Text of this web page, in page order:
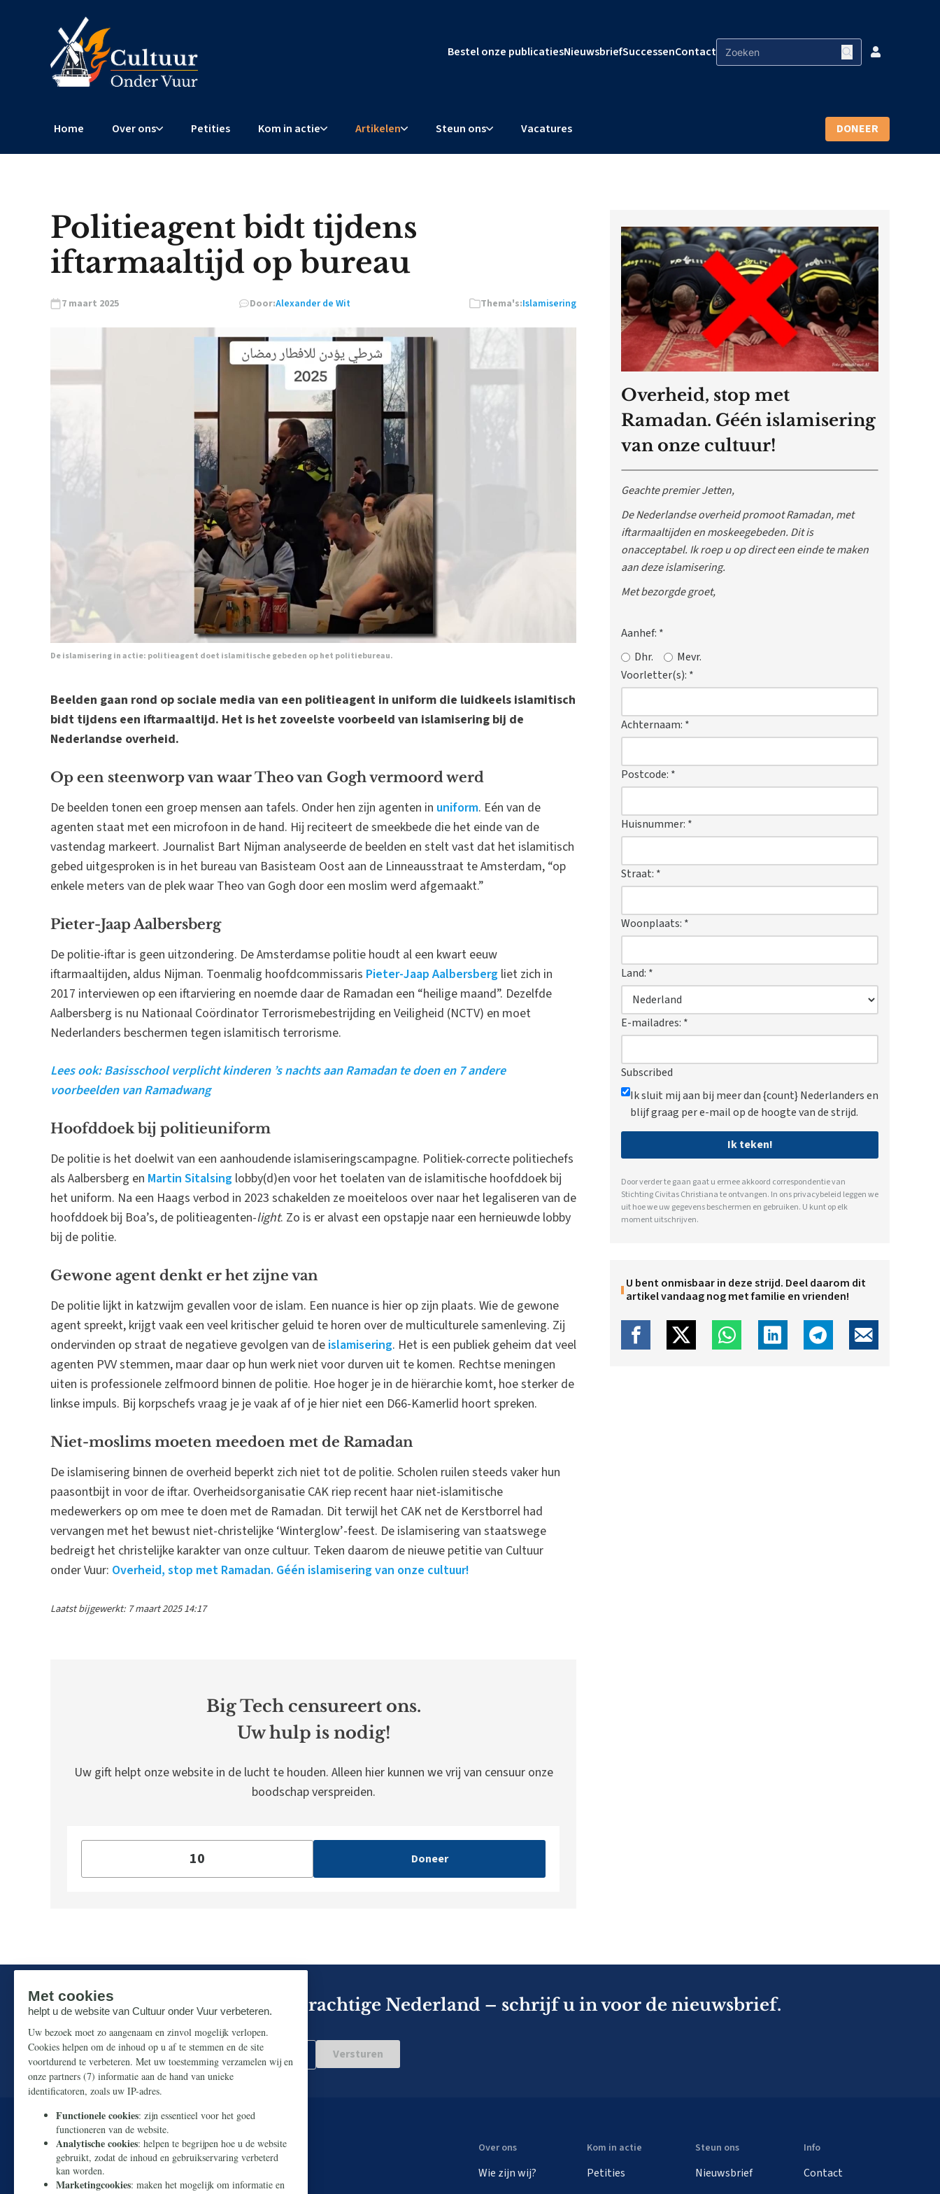
Bestel onze publicatiesNieuwsbriefSuccessenContact
Home Over ons Petities Kom in actie Artikelen Steun ons Vacatures DONEER
Politieagent bidt tijdens
iftarmaaltijd op bureau
7 maart 2025 Door:Alexander de Wit Thema's:Islamisering
De islamisering in actie: politieagent doet islamitische gebeden op het politiebureau.
Beelden gaan rond op sociale media van een politieagent in uniform die luidkeels islamitisch
bidt tijdens een iftarmaaltijd. Het is het zoveelste voorbeeld van islamisering bij de
Nederlandse overheid.
Op een steenworp van waar Theo van Gogh vermoord werd
De beelden tonen een groep mensen aan tafels. Onder hen zijn agenten in uniform. Eén van de
agenten staat met een microfoon in de hand. Hij reciteert de smeekbede die het einde van de
vastendag markeert. Journalist Bart Nijman analyseerde de beelden en stelt vast dat het islamitisch
gebed uitgesproken is in het bureau van Basisteam Oost aan de Linneausstraat te Amsterdam, “op
enkele meters van de plek waar Theo van Gogh door een moslim werd afgemaakt.”
Pieter-Jaap Aalbersberg
De politie-iftar is geen uitzondering. De Amsterdamse politie houdt al een kwart eeuw
iftarmaaltijden, aldus Nijman. Toenmalig hoofdcommissaris Pieter-Jaap Aalbersberg liet zich in
2017 interviewen op een iftarviering en noemde daar de Ramadan een “heilige maand”. Dezelfde
Aalbersberg is nu Nationaal Coördinator Terrorismebestrijding en Veiligheid (NCTV) en moet
Nederlanders beschermen tegen islamitisch terrorisme.
Lees ook: Basisschool verplicht kinderen ’s nachts aan Ramadan te doen en 7 andere
voorbeelden van Ramadwang
Hoofddoek bij politieuniform
De politie is het doelwit van een aanhoudende islamiseringscampagne. Politiek-correcte politiechefs
als Aalbersberg en Martin Sitalsing lobby(d)en voor het toelaten van de islamitische hoofddoek bij
het uniform. Na een Haags verbod in 2023 schakelden ze moeiteloos over naar het legaliseren van de
hoofddoek bij Boa’s, de politieagenten-light. Zo is er alvast een opstapje naar een hernieuwde lobby
bij de politie.
Gewone agent denkt er het zijne van
De politie lijkt in katzwijm gevallen voor de islam. Een nuance is hier op zijn plaats. Wie de gewone
agent spreekt, krijgt vaak een veel kritischer geluid te horen over de multiculturele samenleving. Zij
ondervinden op straat de negatieve gevolgen van de islamisering. Het is een publiek geheim dat veel
agenten PVV stemmen, maar daar op hun werk niet voor durven uit te komen. Rechtse meningen
uiten is professionele zelfmoord binnen de politie. Hoe hoger je in de hiërarchie komt, hoe sterker de
linkse impuls. Bij korpschefs vraag je je vaak af of je hier niet een D66-Kamerlid hoort spreken.
Niet-moslims moeten meedoen met de Ramadan
De islamisering binnen de overheid beperkt zich niet tot de politie. Scholen ruilen steeds vaker hun
paasontbijt in voor de iftar. Overheidsorganisatie CAK riep recent haar niet-islamitische
medewerkers op om mee te doen met de Ramadan. Dit terwijl het CAK net de Kerstborrel had
vervangen met het bewust niet-christelijke ‘Winterglow’-feest. De islamisering van staatswege
bedreigt het christelijke karakter van onze cultuur. Teken daarom de nieuwe petitie van Cultuur
onder Vuur: Overheid, stop met Ramadan. Géén islamisering van onze cultuur!
Laatst bijgewerkt: 7 maart 2025 14:17
Big Tech censureert ons.
Uw hulp is nodig!
Uw gift helpt onze website in de lucht te houden. Alleen hier kunnen we vrij van censuur onze
boodschap verspreiden.
Doneer
Overheid, stop met
Ramadan. Géén islamisering
van onze cultuur!
Geachte premier Jetten,
De Nederlandse overheid promoot Ramadan, met
iftarmaaltijden en moskeegebeden. Dit is
onacceptabel. Ik roep u op direct een einde te maken
aan deze islamisering.
Met bezorgde groet,
Aanhef: *
Dhr.
Mevr.
Voorletter(s): *
Achternaam: *
Postcode: *
Huisnummer: *
Straat: *
Woonplaats: *
Land: *
E-mailadres: *
Subscribed
Ik sluit mij aan bij meer dan {count} Nederlanders en
blijf graag per e-mail op de hoogte van de strijd.
Ik teken!
Door verder te gaan gaat u ermee akkoord correspondentie van
Stichting Civitas Christiana te ontvangen. In onsprivacybeleid leggen we
uit hoe we uw gegevens beschermen en gebruiken. U kunt op elk
moment uitschrijven.
U bent onmisbaar in deze strijd. Deel daarom dit
artikel vandaag nog met familie en vrienden!
Mis niks in de strijd om ons prachtige Nederland – schrijf u in voor de nieuwsbrief.
Zorg dat u geen enkel belangrijk artikel mist.
Versturen
Over ons
Wie zijn wij?
Kom in actie
Petities
Steun ons
Nieuwsbrief
Info
Contact